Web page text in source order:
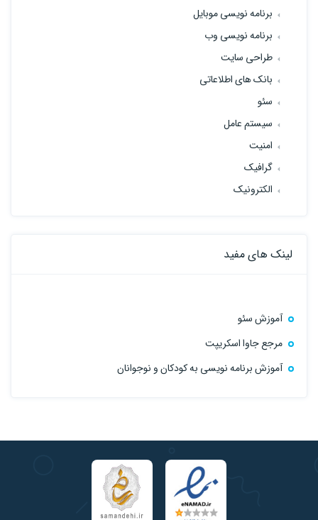
برنامه نویسی موبایل
برنامه نویسی وب
طراحی سایت
بانک های اطلاعاتی
سئو
سیستم عامل
امنیت
گرافیک
الکترونیک
لینک های مفید
آموزش سئو
مرجع جاوا اسکریپت
آموزش برنامه نویسی به کودکان و نوجوانان